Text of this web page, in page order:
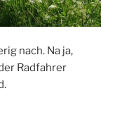
nach. Na ja,
Radfahrer